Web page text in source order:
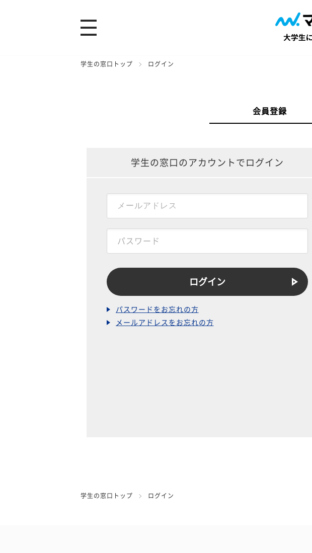
学生の窓口トップ ログイン
会員登録
学生の窓口のアカウントでログイン
パスワードをお忘れの方
メールアドレスをお忘れの方
学生の窓口トップ ログイン